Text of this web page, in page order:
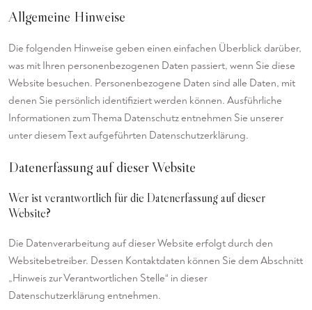
Allgemeine Hinweise
Die folgenden Hinweise geben einen einfachen Überblick darüber,
was mit Ihren personenbezogenen Daten passiert, wenn Sie diese
Website besuchen. Personenbezogene Daten sind alle Daten, mit
denen Sie persönlich identifiziert werden können. Ausführliche
Informationen zum Thema Datenschutz entnehmen Sie unserer
unter diesem Text aufgeführten Datenschutzerklärung.
Datenerfassung auf dieser Website
Wer ist verantwortlich für die Datenerfassung auf dieser
Website?
Die Datenverarbeitung auf dieser Website erfolgt durch den
Websitebetreiber. Dessen Kontaktdaten können Sie dem Abschnitt
„Hinweis zur Verantwortlichen Stelle“ in dieser
Datenschutzerklärung entnehmen.